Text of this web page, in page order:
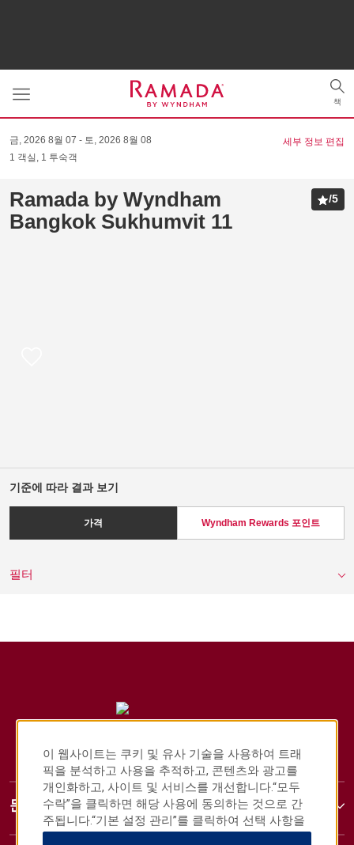
Toggle
navigation
책
금, 2026 8월 07
토, 2026 8월 08
1 객실 , 1 투숙객
세부 정보 편집
Ramada by Wyndham
Bangkok Sukhumvit 11
/5
기준에 따라 결과 보기
가격 Wyndham Rewards 포인트
필터
문의
이 웹사이트는 쿠키 및 유사 기술을 사용하여 트래
픽을 분석하고 사용을 추적하고, 콘텐츠와 광고를
개인화하고, 사이트 및 서비스를 개선합니다.“모두
수락”을 클릭하면 해당 사용에 동의하는 것으로 간
주됩니다.“기본 설정 관리”를 클릭하여 선택 사항을
사용자 정의하거나 “모두 거부”를 클릭하여 필수 쿠